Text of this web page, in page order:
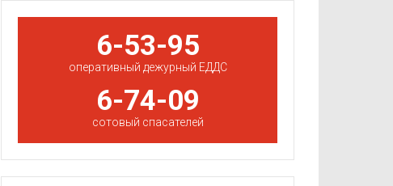
6-53-95
оперативный дежурный ЕДДС
6-74-09
сотовый спасателей